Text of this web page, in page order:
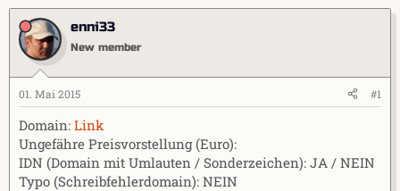
s
t
e
l
e
r
s
t
e
l
a
m
enni33
New member
01. Mai 2015 #1
Domain: Link
Ungefähre Preisvorstellung (Euro):
IDN (Domain mit Umlauten / Sonderzeichen): JA / NEIN
Typo (Schreibfehlerdomain): NEIN